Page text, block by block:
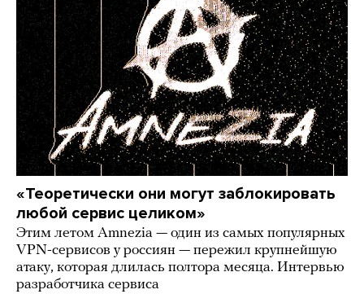
«Теоретически они могут заблокировать
любой сервис целиком»
Этим летом Amnezia — один из самых популярных
VPN-сервисов у россиян — пережил крупнейшую
атаку, которая длилась полтора месяца. Интервью
разработчика сервиса